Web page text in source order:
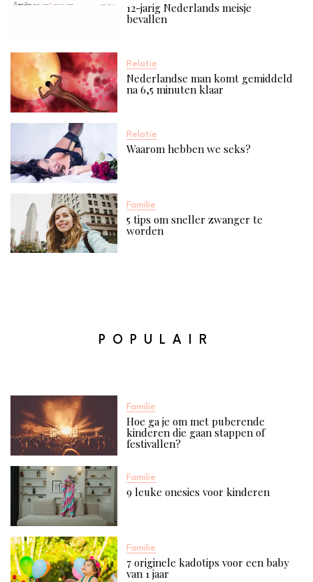
12-jarig Nederlands meisje
bevallen
Relatie
Nederlandse man komt gemiddeld
na 6,5 minuten klaar
Relatie
Waarom hebben we seks?
Familie
5 tips om sneller zwanger te
worden
POPULAIR
Familie
Hoe ga je om met puberende
kinderen die gaan stappen of
festivallen?
Familie
9 leuke onesies voor kinderen
Familie
7 originele kadotips voor een baby
van 1 jaar​